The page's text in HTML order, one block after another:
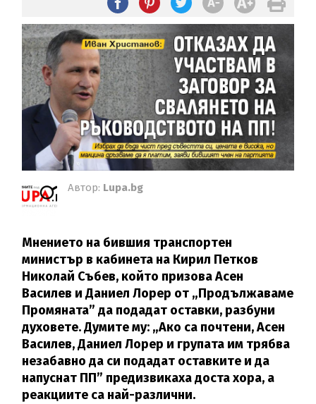
Автор: Lupa.bg
Мнението на бившия транспортен
министър в кабинета на Кирил Петков
Николай Събев, който призова Асен
Василев и Даниел Лорер от „Продължаваме
Промяната” да подадат оставки, разбуни
духовете. Думите му: „Ако са почтени, Асен
Василев, Даниел Лорер и групата им трябва
незабавно да си подадат оставките и да
напуснат ПП” предизвикаха доста хора, а
реакциите са най-различни.